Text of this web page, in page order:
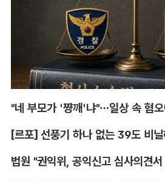
"네 부모가 '쨩깨'냐"…일상 속 혐
법원 "권익위, 공익신고 심사의견